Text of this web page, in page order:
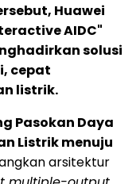
Huawei
AIDC"
solusi
cepat
listrik.
Pasokan Daya
Listrik menuju
arsitektur